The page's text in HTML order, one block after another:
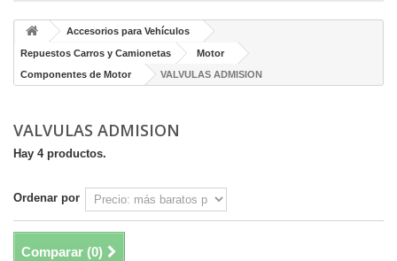
Accesorios para Vehículos
Repuestos Carros y Camionetas
Motor
Componentes de Motor
VALVULAS ADMISION
VALVULAS ADMISION
Hay 4 productos.
Ordenar por
Comparar (0)